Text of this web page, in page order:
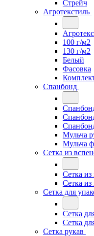
Стрейч
Агротекстиль
100 г/м2
130 г/м2
Белый
Фасовка
Спанбонд
Мульча
Мульча
Сетка из
Сетка из
Сетка из
Сетка для
Сетка
Сетка
Сетка рукав